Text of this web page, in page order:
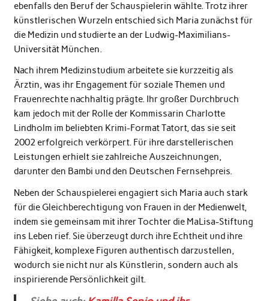
ebenfalls den Beruf der Schauspielerin wählte. Trotz ihrer
künstlerischen Wurzeln entschied sich Maria zunächst für
die Medizin und studierte an der Ludwig-Maximilians-
Universität München.
Nach ihrem Medizinstudium arbeitete sie kurzzeitig als
Ärztin, was ihr Engagement für soziale Themen und
Frauenrechte nachhaltig prägte. Ihr großer Durchbruch
kam jedoch mit der Rolle der Kommissarin Charlotte
Lindholm im beliebten Krimi-Format Tatort, das sie seit
2002 erfolgreich verkörpert. Für ihre darstellerischen
Leistungen erhielt sie zahlreiche Auszeichnungen,
darunter den Bambi und den Deutschen Fernsehpreis.
Neben der Schauspielerei engagiert sich Maria auch stark
für die Gleichberechtigung von Frauen in der Medienwelt,
indem sie gemeinsam mit ihrer Tochter die MaLisa-Stiftung
ins Leben rief. Sie überzeugt durch ihre Echtheit und ihre
Fähigkeit, komplexe Figuren authentisch darzustellen,
wodurch sie nicht nur als Künstlerin, sondern auch als
inspirierende Persönlichkeit gilt.